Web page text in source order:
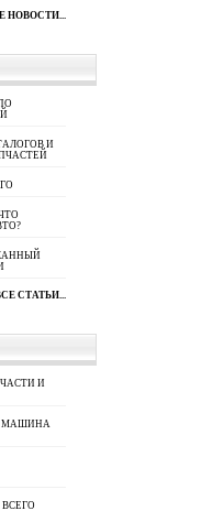
НОВОСТИ...
И
СТАТЬИ...
И
МАШИНА
ВСЕГО